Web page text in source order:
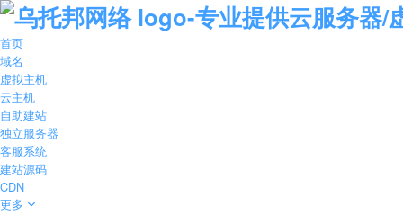
首页
域名
虚拟主机
云主机
自助建站
独立服务器
客服系统
建站源码
CDN
更多